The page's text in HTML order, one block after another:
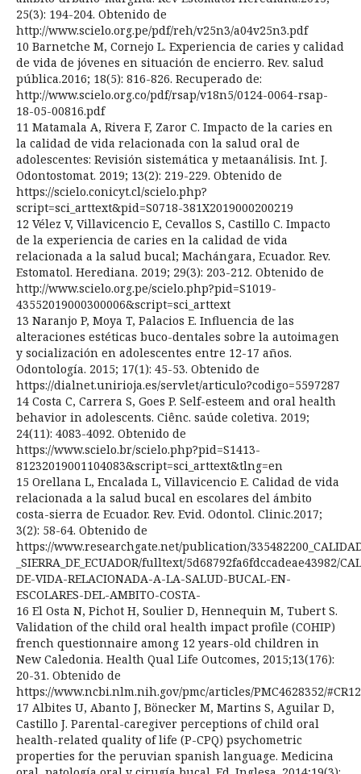
25(3): 194-204. Obtenido de
http://www.scielo.org.pe/pdf/reh/v25n3/a04v25n3.pdf
10 Barnetche M, Cornejo L. Experiencia de caries y calidad
de vida de jóvenes en situación de encierro. Rev. salud
pública.2016; 18(5): 816-826. Recuperado de:
http://www.scielo.org.co/pdf/rsap/v18n5/0124-0064-rsap-
18-05-00816.pdf
11 Matamala A, Rivera F, Zaror C. Impacto de la caries en
la calidad de vida relacionada con la salud oral de
adolescentes: Revisión sistemática y metaanálisis. Int. J.
Odontostomat. 2019; 13(2): 219-229. Obtenido de
https://scielo.conicyt.cl/scielo.php?
script=sci_arttext&pid=S0718-381X2019000200219
12 Vélez V, Villavicencio E, Cevallos S, Castillo C. Impacto
de la experiencia de caries en la calidad de vida
relacionada a la salud bucal; Machángara, Ecuador. Rev.
Estomatol. Herediana. 2019; 29(3): 203-212. Obtenido de
http://www.scielo.org.pe/scielo.php?pid=S1019-
43552019000300006&script=sci_arttext
13 Naranjo P, Moya T, Palacios E. Influencia de las
alteraciones estéticas buco-dentales sobre la autoimagen
y socialización en adolescentes entre 12-17 años.
Odontología. 2015; 17(1): 45-53. Obtenido de
https://dialnet.unirioja.es/servlet/articulo?codigo=5597287
14 Costa C, Carrera S, Goes P. Self-esteem and oral health
behavior in adolescents. Ciênc. saúde coletiva. 2019;
24(11): 4083-4092. Obtenido de
https://www.scielo.br/scielo.php?pid=S1413-
81232019001104083&script=sci_arttext&tlng=en
15 Orellana L, Encalada L, Villavicencio E. Calidad de vida
relacionada a la salud bucal en escolares del ámbito
costa-sierra de Ecuador. Rev. Evid. Odontol. Clinic.2017;
3(2): 58-64. Obtenido de
https://www.researchgate.net/publication/
_SIERRA_DE_ECUADOR/fulltext/5d68792fa6fdccadeae43982/
DE-VIDA-RELACIONADA-A-LA-SALUD-BUCAL-EN-
ESCOLARES-DEL-AMBITO-COSTA-
16 El Osta N, Pichot H, Soulier D, Hennequin M, Tubert S.
Validation of the child oral health impact profile (COHIP)
french questionnaire among 12 years-old children in
New Caledonia. Health Qual Life Outcomes, 2015;13(176):
20-31. Obtenido de
https://www.ncbi.nlm.nih.gov/pmc/articles/PMC4628352/#CR12
17 Albites U, Abanto J, Bönecker M, Martins S, Aguilar D,
Castillo J. Parental-caregiver perceptions of child oral
health-related quality of life (P-CPQ) psychometric
properties for the peruvian spanish language. Medicina